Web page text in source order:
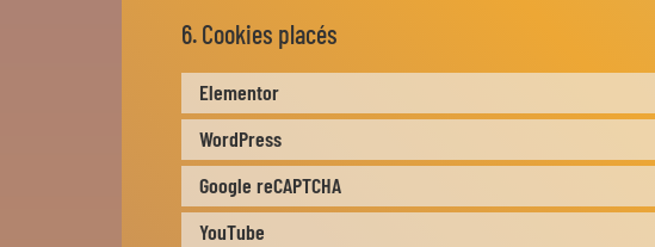
6. Cookies placés
Elementor
WordPress
Google reCAPTCHA
YouTube